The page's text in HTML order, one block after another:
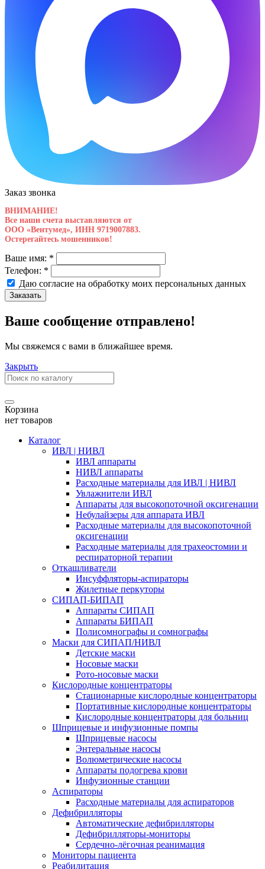
Заказ звонка
ВНИМАНИЕ!
Все наши счета выставляются от
ООО «Вентумед», ИНН 9719007883.
Остерегайтесь мошенников!
Ваше имя: *
Телефон: *
Даю согласие на обработку моих персональных данных
Заказать
Ваше сообщение отправлено!
Мы свяжемся с вами в ближайшее время.
Закрыть
Корзина
нет товаров
Каталог
ИВЛ | НИВЛ
ИВЛ аппараты
НИВЛ аппараты
Расходные материалы для ИВЛ | НИВЛ
Увлажнители ИВЛ
Аппараты для высокопоточной оксигенации
Небулайзеры для аппарата ИВЛ
Расходные материалы для высокопоточной
оксигенации
Расходные материалы для трахеостомии и
респираторной терапии
Откашливатели
Инсуффляторы-аспираторы
Жилетные перкуторы
CИПАП-БИПАП
Аппараты СИПАП
Аппараты БИПАП
Полисомнографы и сомнографы
Маски для СИПАП/НИВЛ
Детские маски
Носовые маски
Рото-носовые маски
Кислородные концентраторы
Стационарные кислородные концентраторы
Портативные кислородные концентраторы
Кислородные концентраторы для больниц
Шприцевые и инфузионные помпы
Шприцевые насосы
Энтеральные насосы
Волюметрические насосы
Аппараты подогрева крови
Инфузионные станции
Аспираторы
Расходные материалы для аспираторов
Дефибрилляторы
Автоматические дефибрилляторы
Дефибрилляторы-мониторы
Сердечно-лёгочная реанимация
Мониторы пациента
Реабилитация